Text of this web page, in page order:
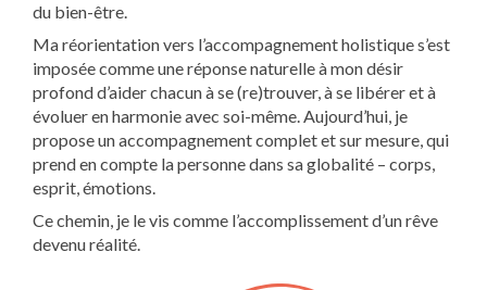
du bien-être.
Ma réorientation vers l’accompagnement holistique s’est
imposée comme une réponse naturelle à mon désir
profond d’aider chacun à se (re)trouver, à se libérer et à
évoluer en harmonie avec soi-même. Aujourd’hui, je
propose un accompagnement complet et sur mesure, qui
prend en compte la personne dans sa globalité – corps,
esprit, émotions.
Ce chemin, je le vis comme l’accomplissement d’un rêve
devenu réalité.